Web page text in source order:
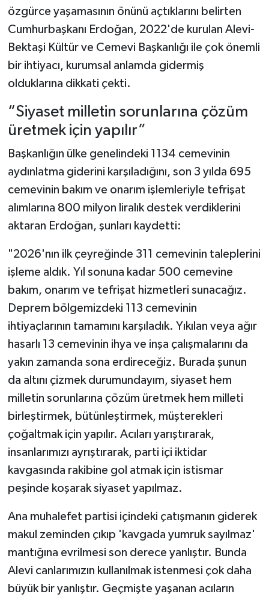
özgürce yaşamasının önünü açtıklarını belirten
Cumhurbaşkanı Erdoğan, 2022'de kurulan Alevi-
Bektaşi Kültür ve Cemevi Başkanlığı ile çok önemli
bir ihtiyacı, kurumsal anlamda gidermiş
olduklarına dikkati çekti.
“Siyaset milletin sorunlarına çözüm
üretmek için yapılır”
Başkanlığın ülke genelindeki 1134 cemevinin
aydınlatma giderini karşıladığını, son 3 yılda 695
cemevinin bakım ve onarım işlemleriyle tefrişat
alımlarına 800 milyon liralık destek verdiklerini
aktaran Erdoğan, şunları kaydetti:
"2026'nın ilk çeyreğinde 311 cemevinin taleplerini
işleme aldık. Yıl sonuna kadar 500 cemevine
bakım, onarım ve tefrişat hizmetleri sunacağız.
Deprem bölgemizdeki 113 cemevinin
ihtiyaçlarının tamamını karşıladık. Yıkılan veya ağır
hasarlı 13 cemevinin ihya ve inşa çalışmalarını da
yakın zamanda sona erdireceğiz. Burada şunun
da altını çizmek durumundayım, siyaset hem
milletin sorunlarına çözüm üretmek hem milleti
birleştirmek, bütünleştirmek, müşterekleri
çoğaltmak için yapılır. Acıları yarıştırarak,
insanlarımızı ayrıştırarak, parti içi iktidar
kavgasında rakibine gol atmak için istismar
peşinde koşarak siyaset yapılmaz.
Ana muhalefet partisi içindeki çatışmanın giderek
makul zeminden çıkıp 'kavgada yumruk sayılmaz'
mantığına evrilmesi son derece yanlıştır. Bunda
Alevi canlarımızın kullanılmak istenmesi çok daha
büyük bir yanlıştır. Geçmişte yaşanan acıların